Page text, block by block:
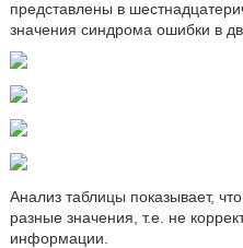
представлены в
значения синдрома ошибки в
Анализ таблицы показывает,
разные значения, т.е. не
информации.